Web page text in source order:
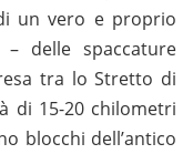
un vero e proprio
delle spaccature
tra lo Stretto di
di 15-20 chilometri
blocchi dell’antico